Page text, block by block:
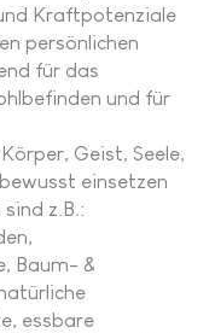
Kraftpotenziale
persönlichen
für das
und für
Geist, Seele,
einsetzen
z.B.:
Baum- &
essbare